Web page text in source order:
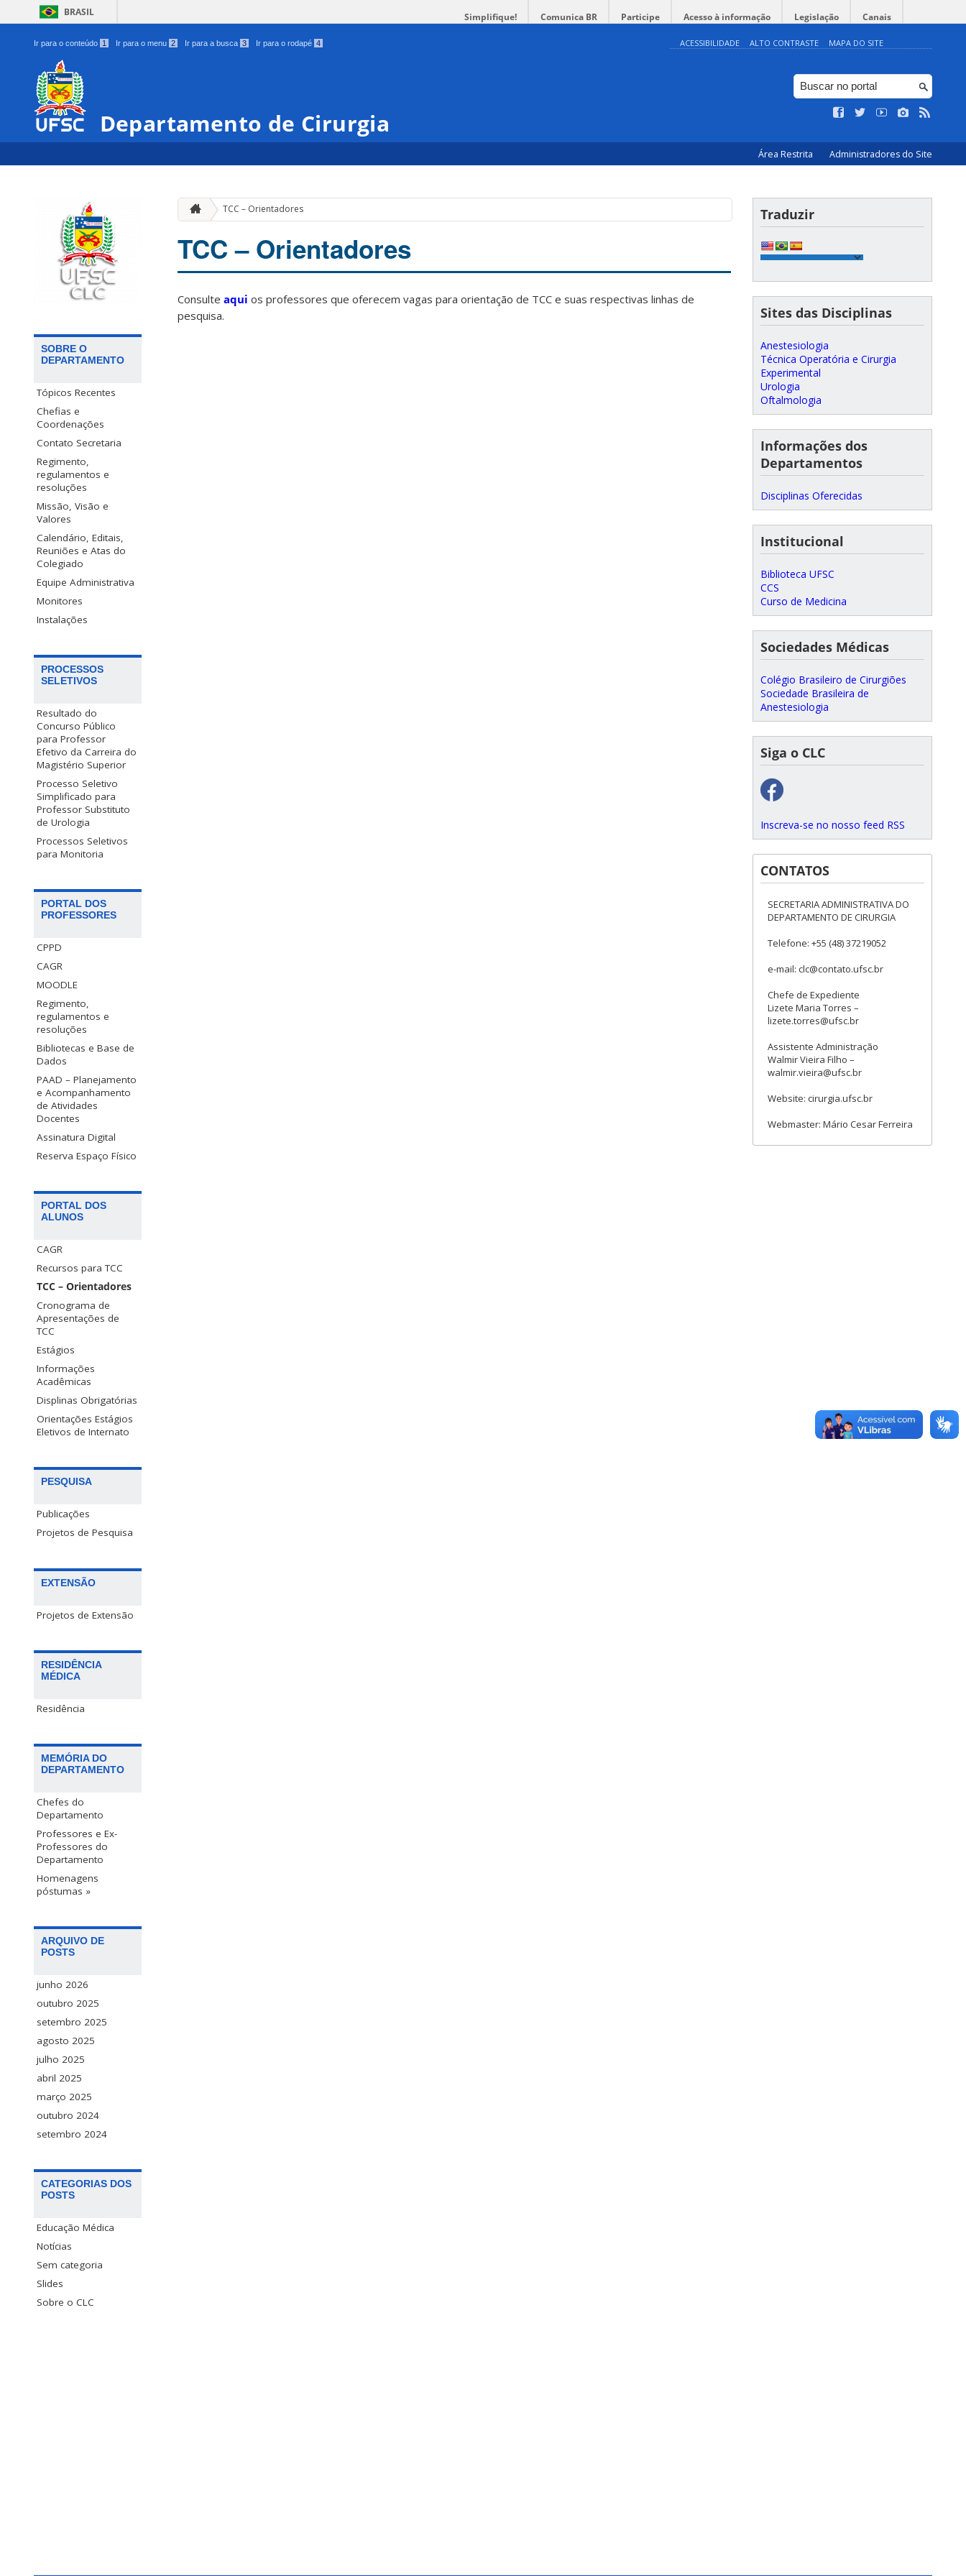
BRASIL Simplifique! Comunica BR Participe Acesso à informação Legislação Canais
Ir para o conteúdo 1 Ir para o menu 2 Ir para a busca 3 Ir para o rodapé 4 ACESSIBILIDADE ALTO CONTRASTE MAPA DO SITE
Departamento de Cirurgia
Área Restrita Administradores do Site
SOBRE O
DEPARTAMENTO
Tópicos Recentes
Chefias e
Coordenações
Contato Secretaria
Regimento,
regulamentos e
resoluções
Missão, Visão e
Valores
Calendário, Editais,
Reuniões e Atas do
Colegiado
Equipe Administrativa
Monitores
Instalações
PROCESSOS
SELETIVOS
Resultado do
Concurso Público
para Professor
Efetivo da Carreira do
Magistério Superior
Processo Seletivo
Simplificado para
Professor Substituto
de Urologia
Processos Seletivos
para Monitoria
PORTAL DOS
PROFESSORES
CPPD
CAGR
MOODLE
Regimento,
regulamentos e
resoluções
Bibliotecas e Base de
Dados
PAAD – Planejamento
e Acompanhamento
de Atividades
Docentes
Assinatura Digital
Reserva Espaço Físico
PORTAL DOS
ALUNOS
CAGR
Recursos para TCC
TCC – Orientadores
Cronograma de
Apresentações de
TCC
Estágios
Informações
Acadêmicas
Displinas Obrigatórias
Orientações Estágios
Eletivos de Internato
PESQUISA
Publicações
Projetos de Pesquisa
EXTENSÃO
Projetos de Extensão
RESIDÊNCIA
MÉDICA
Residência
MEMÓRIA DO
DEPARTAMENTO
Chefes do
Departamento
Professores e Ex-
Professores do
Departamento
Homenagens
póstumas »
ARQUIVO DE
POSTS
junho 2026
outubro 2025
setembro 2025
agosto 2025
julho 2025
abril 2025
março 2025
outubro 2024
setembro 2024
CATEGORIAS DOS
POSTS
Educação Médica
Notícias
Sem categoria
Slides
Sobre o CLC
TCC – Orientadores
TCC – Orientadores
Consulte aqui os professores que oferecem vagas para orientação de TCC e suas respectivas linhas de
pesquisa.
Traduzir
Sites das Disciplinas
Anestesiologia
Técnica Operatória e Cirurgia
Experimental
Urologia
Oftalmologia
Informações dos
Departamentos
Disciplinas Oferecidas
Institucional
Biblioteca UFSC
CCS
Curso de Medicina
Sociedades Médicas
Colégio Brasileiro de Cirurgiões
Sociedade Brasileira de
Anestesiologia
Siga o CLC
Inscreva-se no nosso feed RSS
CONTATOS
SECRETARIA ADMINISTRATIVA DO
DEPARTAMENTO DE CIRURGIA
Telefone: +55 (48) 37219052
e-mail: clc@contato.ufsc.br
Chefe de Expediente
Lizete Maria Torres –
lizete.torres@ufsc.br
Assistente Administração
Walmir Vieira Filho –
walmir.vieira@ufsc.br
Website: cirurgia.ufsc.br
Webmaster: Mário Cesar Ferreira